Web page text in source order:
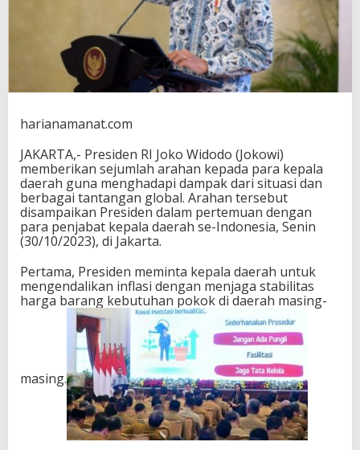
k
a
n
S
a
l
e
i
s
k
i
n
a
n
k
s
t
r
K
p
a
d
a
S
harianamanat.com
JAKARTA,- Presiden RI Joko Widodo (Jokowi)
memberikan sejumlah arahan kepada para kepala
daerah guna menghadapi dampak dari situasi dan
berbagai tantangan global. Arahan tersebut
disampaikan Presiden dalam pertemuan dengan
para penjabat kepala daerah se-Indonesia, Senin
(30/10/2023), di Jakarta.
Pertama, Presiden meminta kepala daerah untuk
mengendalikan inflasi dengan menjaga stabilitas
harga barang kebutuhan pokok di daerah masing-
masing.